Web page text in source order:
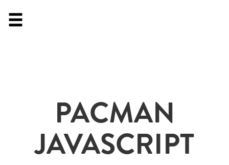
PACMAN
JAVASCRIPT